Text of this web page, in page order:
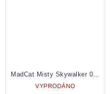
VYPRODÁNO